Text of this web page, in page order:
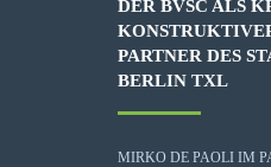
DER BVSC ALS
PARTNER DES
BERLIN TXL
MIRKO DE PAOLI IM